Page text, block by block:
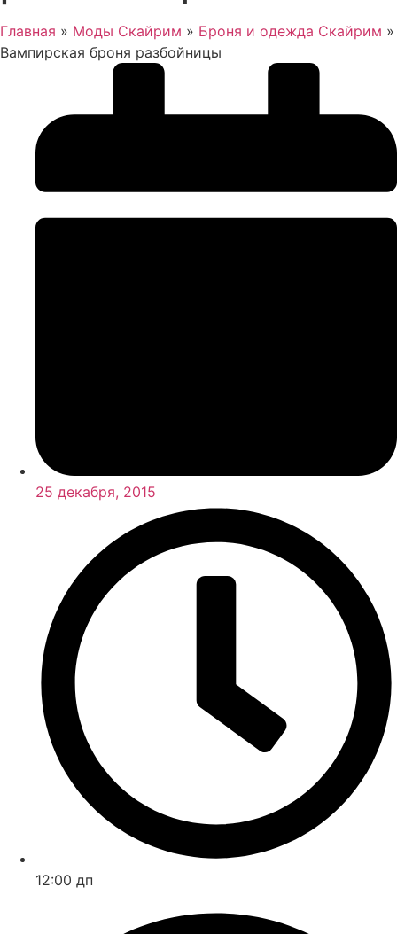
Главная » Моды Скайрим » Броня и одежда Скайрим »
Вампирская броня разбойницы
25 декабря, 2015
12:00 дп